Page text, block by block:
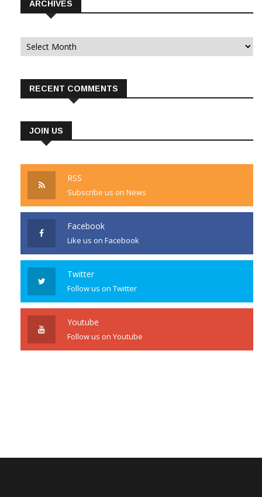
ARCHIVES
Archives
RECENT COMMENTS
JOIN US
RSS
Subscribe us on News
Facebook
Like us on Facebook
Twitter
Follow us on Twitter
Youtube
Follow us on Youtube